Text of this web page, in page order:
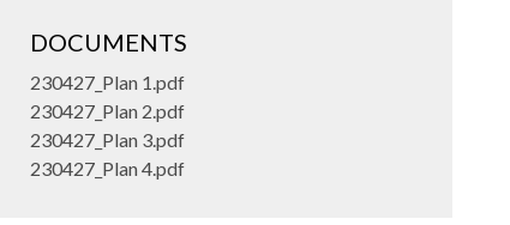
DOCUMENTS
230427_Plan 1.pdf
230427_Plan 2.pdf
230427_Plan 3.pdf
230427_Plan 4.pdf